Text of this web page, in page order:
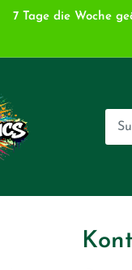
7 Tage die Woche